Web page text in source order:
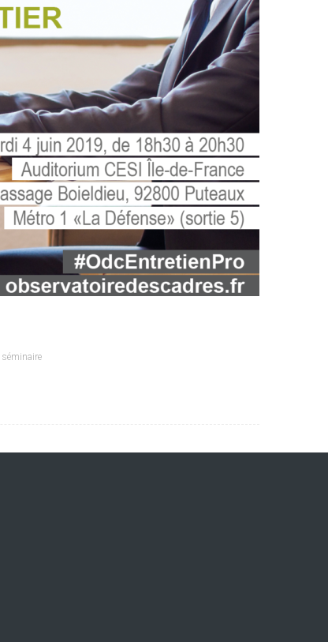
séminaire